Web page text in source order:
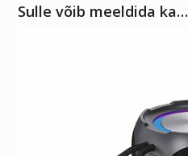
Sulle võib meeldida ka…